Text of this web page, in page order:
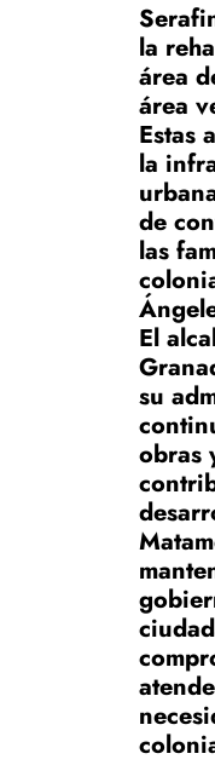
la
área
área
Estas
la
de
las
El
su
obras